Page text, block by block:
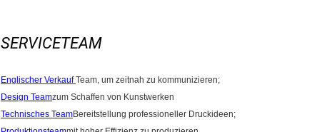
SERVICETEAM
Englischer Verkauf Team, um zeitnah zu kommunizieren;
Design Teamzum Schaffen von Kunstwerken
Technisches TeamBereitstellung professioneller Druckideen;